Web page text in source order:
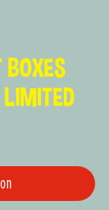
BOXES